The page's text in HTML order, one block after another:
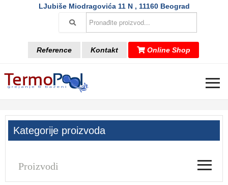
LJubiše Miodragovića 11 N , 11160 Beograd
Reference Kontakt Online Shop
≡
Kategorije proizvoda
Proizvodi ≡